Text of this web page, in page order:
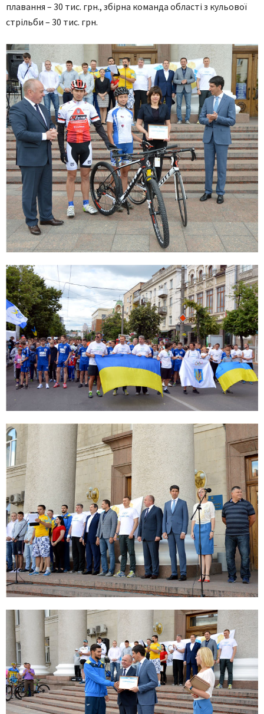
плавання – 30 тис. грн., збірна команда області з кульової
стрільби – 30 тис. грн.